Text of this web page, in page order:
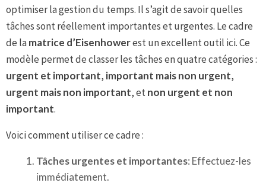
optimiser la gestion du temps. Il s’agit de savoir quelles
tâches sont réellement importantes et urgentes. Le cadre
de lamatrice d’Eisenhowerest un excellent outil ici. Ce
modèle permet de classer les tâches en quatre catégories :
urgent et important, important mais non urgent,
urgent mais non important, etnon urgent et non
important.
Voici comment utiliser ce cadre :
Tâches urgentes et importantes: Effectuez-les
immédiatement.